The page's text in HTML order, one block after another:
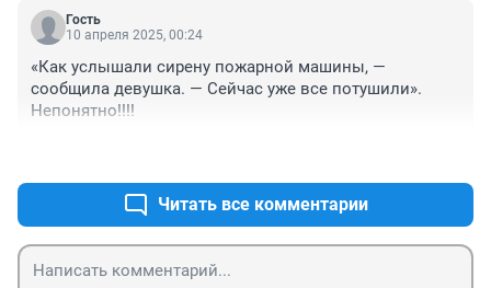
Гость
10 апреля 2025, 00:24
«Как услышали сирену пожарной машины, —
сообщила девушка. — Сейчас уже все потушили».
Непонятно!!!!
Читать все комментарии